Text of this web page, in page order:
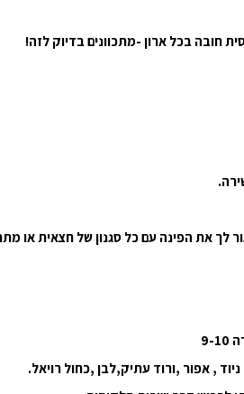
חובה בכל ארון -מתכוונים בדיוק לזה!
לך את הפינה עם כל סגנון של חצאית או
, אפור ,ורוד עתיק,לבן ,כחול רויאל.